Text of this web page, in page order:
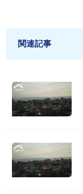
関連記事